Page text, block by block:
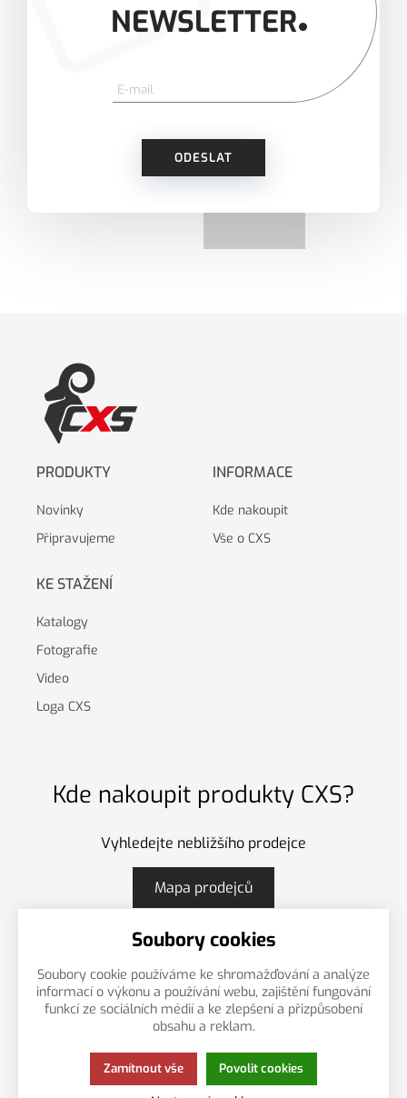
NEWSLETTER
ODESLAT
Kde nakoupit produkty CXS?
Vyhledejte nebližšího prodejce
Mapa prodejců
PRODUKTY
Novinky
Připravujeme
INFORMACE
Kde nakoupit
Vše o CXS
KE STAŽENÍ
Katalogy
Fotografie
Video
Loga CXS
CS EN PL
Více o cookies
Soubory cookies
Soubory cookie používáme ke shromažďování a analýze
informací o výkonu a používání webu, zajištění fungování
funkcí ze sociálních médií a ke zlepšení a přizpůsobení
obsahu a reklam.
Zamítnout vše Povolit cookies